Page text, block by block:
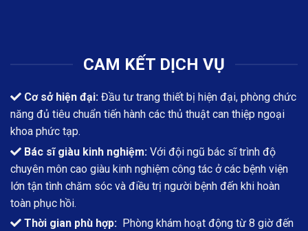
CAM KẾT DỊCH VỤ
Cơ sở hiện đại: Đầu tư trang thiết bị hiện đại, phòng chức
năng đủ tiêu chuẩn tiến hành các thủ thuật can thiệp ngoại
khoa phức tạp.
Bác sĩ giàu kinh nghiệm: Với đội ngũ bác sĩ trình độ
chuyên môn cao giàu kinh nghiệm công tác ở các bệnh viện
lớn tận tình chăm sóc và điều trị người bệnh đến khi hoàn
toàn phục hồi.
Thời gian phù hợp: Phòng khám hoạt động từ 8 giờ đến